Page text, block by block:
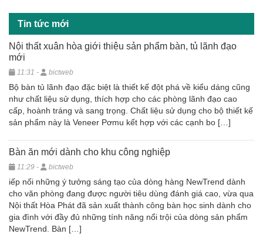
Tin tức mới
Nội thất xuân hòa giới thiệu sản phẩm bàn, tủ lãnh đạo
mới
11:31 - bictweb
Bộ bàn tủ lãnh đạo đặc biệt là thiết kế đột phá về kiểu dáng cũng
như chất liệu sử dụng, thích hợp cho các phòng lãnh đạo cao
cấp, hoành tráng và sang trọng. Chất liệu sử dụng cho bộ thiết kế
sản phẩm này là Veneer Pơmu kết hợp với các cạnh bo […]
Bàn ăn mới dành cho khu công nghiệp
11:29 - bictweb
iếp nối những ý tưởng sáng tạo của dòng hàng NewTrend dành
cho văn phòng đang được người tiêu dùng đánh giá cao, vừa qua
Nội thất Hòa Phát đã sản xuất thành công bàn học sinh dành cho
gia đình với đầy đủ những tính năng nổi trội của dòng sản phẩm
NewTrend. Bàn […]